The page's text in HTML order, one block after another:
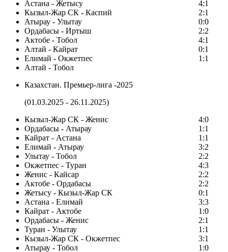
Астана - Жетысу
4:1
Кызыл-Жар СК - Каспий
2:1
Атырау - Улытау
0:0
Ордабасы - Иртыш
2:2
Актобе - Тобол
4:1
Алтай - Кайрат
0:1
Елимай - Окжетпес
1:1
Алтай - Тобол
Казахстан. Премьер-лига -2025
(01.03.2025 - 26.11.2025)
Кызыл-Жар СК - Женис
4:0
Ордабасы - Атырау
1:1
Кайрат - Астана
1:1
Елимай - Атырау
3:2
Улытау - Тобол
2:2
Окжетпес - Туран
4:3
Женис - Кайсар
2:2
Актобе - Ордабасы
2:2
Жетысу - Кызыл-Жар СК
0:1
Астана - Елимай
3:3
Кайрат - Актобе
1:0
Ордабасы - Женис
2:1
Туран - Улытау
1:1
Кызыл-Жар СК - Окжетпес
3:1
Атырау - Тобол
1:0